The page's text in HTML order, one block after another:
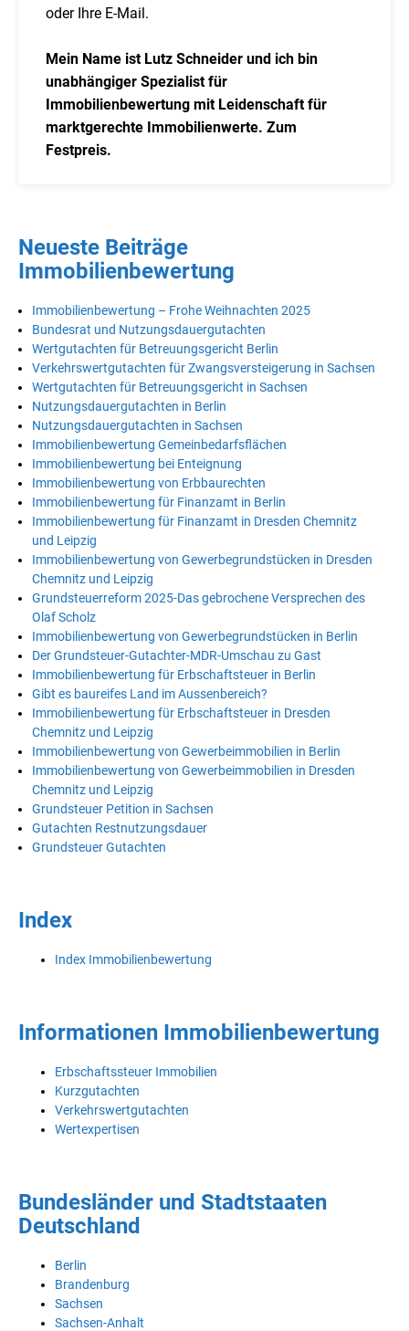
oder Ihre E-Mail.
Mein Name ist Lutz Schneider und ich bin
unabhängiger Spezialist für
Immobilienbewertung mit Leidenschaft für
marktgerechte Immobilienwerte. Zum
Festpreis.
Neueste Beiträge
Immobilienbewertung
Immobilienbewertung – Frohe Weihnachten 2025
Bundesrat und Nutzungsdauergutachten
Wertgutachten für Betreuungsgericht Berlin
Verkehrswertgutachten für Zwangsversteigerung in Sachsen
Wertgutachten für Betreuungsgericht in Sachsen
Nutzungsdauergutachten in Berlin
Nutzungsdauergutachten in Sachsen
Immobilienbewertung Gemeinbedarfsflächen
Immobilienbewertung bei Enteignung
Immobilienbewertung von Erbbaurechten
Immobilienbewertung für Finanzamt in Berlin
Immobilienbewertung für Finanzamt in Dresden Chemnitz
und Leipzig
Immobilienbewertung von Gewerbegrundstücken in Dresden
Chemnitz und Leipzig
Grundsteuerreform 2025-Das gebrochene Versprechen des
Olaf Scholz
Immobilienbewertung von Gewerbegrundstücken in Berlin
Der Grundsteuer-Gutachter-MDR-Umschau zu Gast
Immobilienbewertung für Erbschaftsteuer in Berlin
Gibt es baureifes Land im Aussenbereich?
Immobilienbewertung für Erbschaftsteuer in Dresden
Chemnitz und Leipzig
Immobilienbewertung von Gewerbeimmobilien in Berlin
Immobilienbewertung von Gewerbeimmobilien in Dresden
Chemnitz und Leipzig
Grundsteuer Petition in Sachsen
Gutachten Restnutzungsdauer
Grundsteuer Gutachten
Index
Index Immobilienbewertung
Informationen Immobilienbewertung
Erbschaftssteuer Immobilien
Kurzgutachten
Verkehrswertgutachten
Wertexpertisen
Bundesländer und Stadtstaaten
Deutschland
Berlin
Brandenburg
Sachsen
Sachsen-Anhalt